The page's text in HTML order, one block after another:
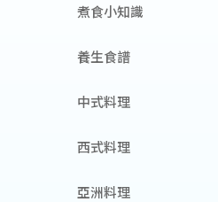
煮食小知識
養生食譜
中式料理
西式料理
亞洲料理